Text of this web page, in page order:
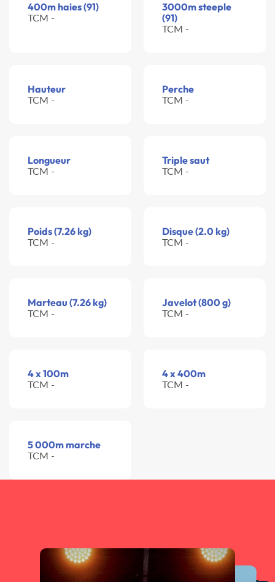
400m haies (91)
TCM -
3000m steeple
(91)
TCM -
Hauteur
TCM -
Perche
TCM -
Longueur
TCM -
Triple saut
TCM -
Poids (7.26 kg)
TCM -
Disque (2.0 kg)
TCM -
Marteau (7.26 kg)
TCM -
Javelot (800 g)
TCM -
4 x 100m
TCM -
4 x 400m
TCM -
5 000m marche
TCM -